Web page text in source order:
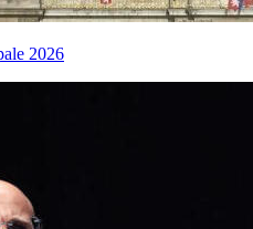
2026